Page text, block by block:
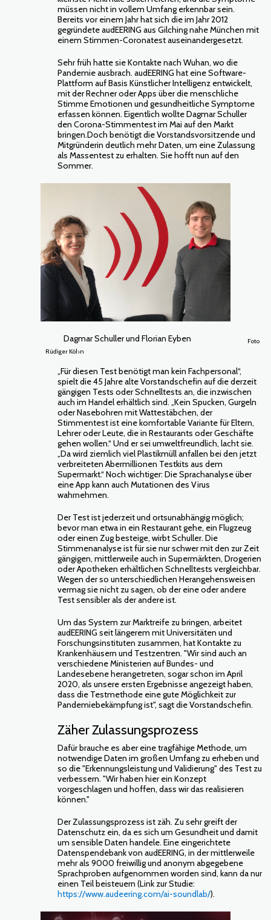
müssen nicht in vollem Umfang erkennbar sein.
Bereits vor einem Jahr hat sich die im Jahr 2012
gegründete audEERING aus Gilching nahe München mit
einem Stimmen-Coronatest auseinandergesetzt.
Sehr früh hatte sie Kontakte nach Wuhan, wo die
Pandemie ausbrach. audEERING hat eine Software-
Plattform auf Basis Künstlicher Intelligenz entwickelt,
mit der Rechner oder Apps über die menschliche
Stimme Emotionen und gesundheitliche Symptome
erfassen können. Eigentlich wollte Dagmar Schuller
den Corona-Stimmentest im Mai auf den Markt
bringen.Doch benötigt die Vorstandsvorsitzende und
Mitgründerin deutlich mehr Daten, um eine Zulassung
als Massentest zu erhalten. Sie hofft nun auf den
Sommer.
Dagmar Schuller und Florian Eyben
Foto
Rüdiger Köhn
„Für diesen Test benötigt man kein Fachpersonal“,
spielt die 45 Jahre alte Vorstandschefin auf die derzeit
gängigen Tests oder Schnelltests an, die inzwischen
auch im Handel erhältlich sind. „Kein Spucken, Gurgeln
oder Nasebohren mit Wattestäbchen, der
Stimmentest ist eine komfortable Variante für Eltern,
Lehrer oder Leute, die in Restaurants oder Geschäfte
gehen wollen.“ Und er sei umweltfreundlich, lacht sie.
„Da wird ziemlich viel Plastikmüll anfallen bei den jetzt
verbreiteten Abermillionen Testkits aus dem
Supermarkt.“ Noch wichtiger: Die Sprachanalyse über
eine App kann auch Mutationen des Virus
wahrnehmen.
Der Test ist jederzeit und ortsunabhängig möglich;
bevor man etwa in ein Restaurant gehe, ein Flugzeug
oder einen Zug besteige, wirbt Schuller. Die
Stimmenanalyse ist für sie nur schwer mit den zur Zeit
gängigen, mittlerweile auch in Supermärkten, Drogerien
oder Apotheken erhältlichen Schnelltests vergleichbar.
Wegen der so unterschiedlichen Herangehensweisen
vermag sie nicht zu sagen, ob der eine oder andere
Test sensibler als der andere ist.
Um das System zur Marktreife zu bringen, arbeitet
audEERING seit längerem mit Universitäten und
Forschungsinstituten zusammen, hat Kontakte zu
Krankenhäusern und Testzentren. "Wir sind auch an
verschiedene Ministerien auf Bundes- und
Landesebene herangetreten, sogar schon im April
2020, als unsere ersten Ergebnisse angezeigt haben,
dass die Testmethode eine gute Möglichkeit zur
Pandemiebekämpfung ist", sagt die Vorstandschefin.
Zäher Zulassungsprozess
Dafür brauche es aber eine tragfähige Methode, um
notwendige Daten im großen Umfang zu erheben und
so die "Erkennungsleistung und Validierung" des Test zu
verbessern. "Wir haben hier ein Konzept
vorgeschlagen und hoffen, dass wir das realisieren
können."
Der Zulassungsprozess ist zäh. Zu sehr greift der
Datenschutz ein, da es sich um Gesundheit und damit
um sensible Daten handele. Eine eingerichtete
Datenspendebank von audEERING, in der mittlerweile
mehr als 9000 freiwillig und anonym abgegebene
Sprachproben aufgenommen worden sind, kann da nur
einen Teil beisteuern (Link zur Studie:
https://www.audeering.com/ai-soundlab/).